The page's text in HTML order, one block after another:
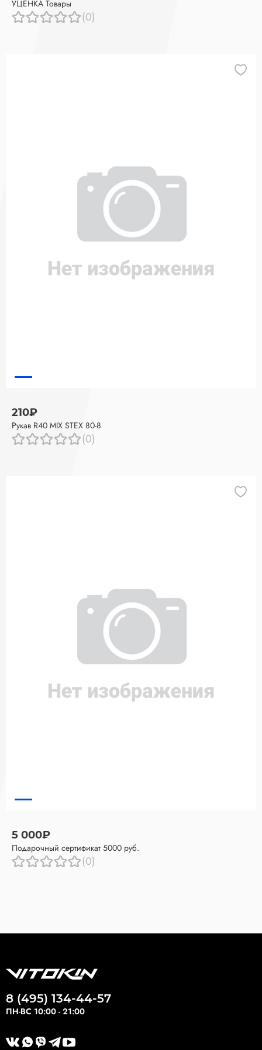
УЦЕНКА Товары
(0)
210₽
Рукав R40 MIX STEX 80-8
(0)
5 000₽
Подарочный сертификат 5000 руб.
(0)
8 (495) 134-44-57
ПН-ВС 10:00 - 21:00